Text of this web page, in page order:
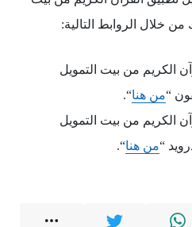
من خلال الروابط التالية:
الكريم من بيت التمويل
“من هنا“.
الكريم من بيت التمويل
“من هنا“.